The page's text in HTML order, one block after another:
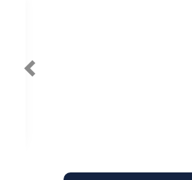
Previous